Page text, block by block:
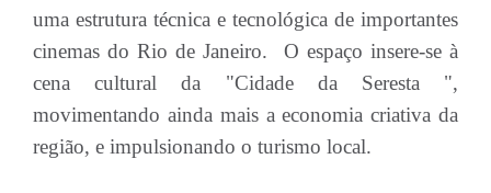
uma estrutura técnica e tecnológica de importantes
cinemas do Rio de Janeiro. O espaço insere-se à
cena cultural da "Cidade da Seresta ",
movimentando ainda mais a economia criativa da
região, e impulsionando o turismo local.